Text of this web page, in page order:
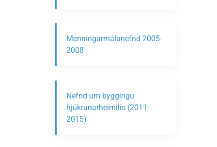
Menningarmálanefnd 2005-
2008
Nefnd um byggingu
hjúkrunarheimilis (2011-
2015)